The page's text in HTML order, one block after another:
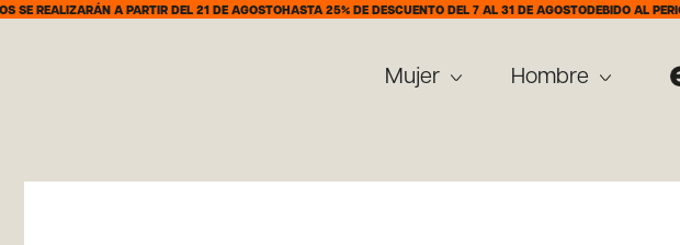
A PARTIR DEL 21 DE AGOSTOHASTA 25% DE DESCUENTO DEL 7 AL 31 DE AGOSTODEBIDO AL PERIODO
Mujer Hombre